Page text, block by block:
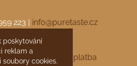
223 | info@puretaste.cz
Doprava a platba
poskytování
reklam a
soubory cookies.